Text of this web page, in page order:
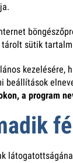
tárolt sütik
kezelésére,
beállítások
a program